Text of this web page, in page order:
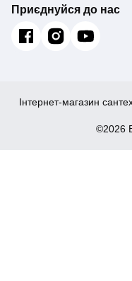
Приєднуйся до нас
Інтернет-магазин
©2026